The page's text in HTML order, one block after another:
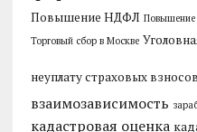
Повышение НДФЛ Повышение
Торговый сбор в Москве
неуплату страховых взносов
взаимозависимость
кадастровая оценка